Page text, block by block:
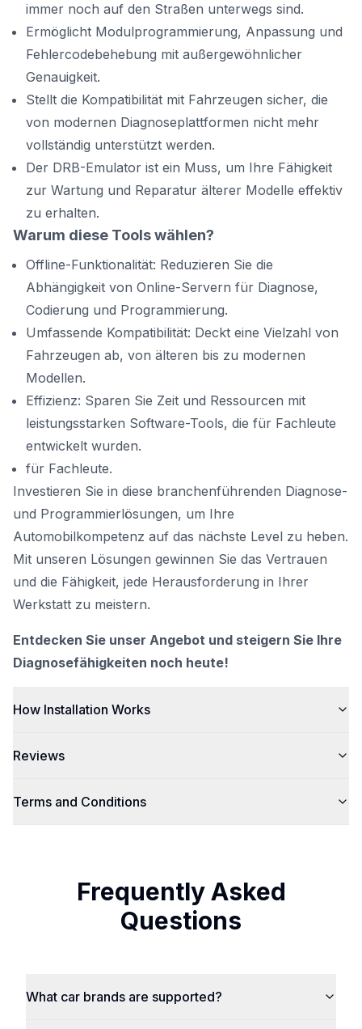
immer noch auf den Straßen unterwegs sind.
Ermöglicht Modulprogrammierung, Anpassung und
Fehlercodebehebung mit außergewöhnlicher
Genauigkeit.
Stellt die Kompatibilität mit Fahrzeugen sicher, die
von modernen Diagnoseplattformen nicht mehr
vollständig unterstützt werden.
Der DRB-Emulator ist ein Muss, um Ihre Fähigkeit
zur Wartung und Reparatur älterer Modelle effektiv
zu erhalten.
Warum diese Tools wählen?
Offline-Funktionalität: Reduzieren Sie die
Abhängigkeit von Online-Servern für Diagnose,
Codierung und Programmierung.
Umfassende Kompatibilität: Deckt eine Vielzahl von
Fahrzeugen ab, von älteren bis zu modernen
Modellen.
Effizienz: Sparen Sie Zeit und Ressourcen mit
leistungsstarken Software-Tools, die für Fachleute
entwickelt wurden.
für Fachleute.
Investieren Sie in diese branchenführenden Diagnose-
und Programmierlösungen, um Ihre
Automobilkompetenz auf das nächste Level zu heben.
Mit unseren Lösungen gewinnen Sie das Vertrauen
und die Fähigkeit, jede Herausforderung in Ihrer
Werkstatt zu meistern.
Entdecken Sie unser Angebot und steigern Sie Ihre
Diagnosefähigkeiten noch heute!
How Installation Works
Reviews
Terms and Conditions
Frequently Asked
Questions
What car brands are supported?